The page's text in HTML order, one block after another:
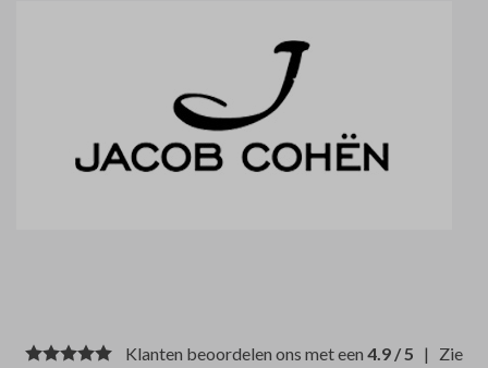
Klanten beoordelen ons met een 4.9 / 5 | Zie